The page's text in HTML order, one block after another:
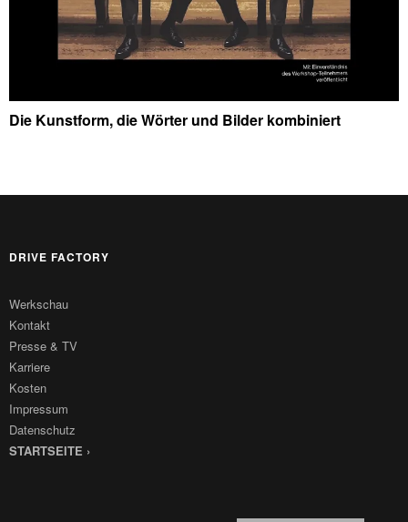
Die Kunstform, die Wörter und Bilder kombiniert
DRIVE FACTORY
Werkschau
Kontakt
Presse & TV
Karriere
Kosten
Impressum
Datenschutz
STARTSEITE ›